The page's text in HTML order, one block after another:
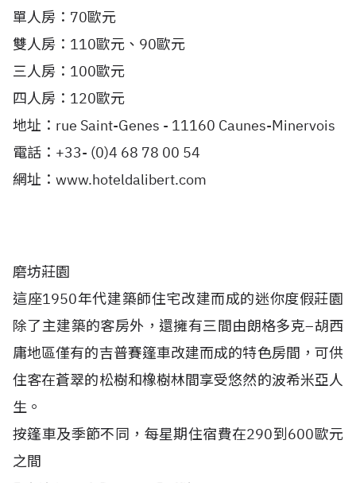
單人房：70歐元
雙人房：110歐元、90歐元
三人房：100歐元
四人房：120歐元
地址：rue Saint-Genes - 11160 Caunes-Minervois
電話：+33- (0)4 68 78 00 54
網址：www.hoteldalibert.com
磨坊莊園
這座1950年代建築師住宅改建而成的迷你度假莊園
除了主建築的客房外，還擁有三間由朗格多克–胡西
庸地區僅有的吉普賽篷車改建而成的特色房間，可供
住客在蒼翠的松樹和橡樹林間享受悠然的波希米亞人
生。
按篷車及季節不同，每星期住宿費在290到600歐元
之間